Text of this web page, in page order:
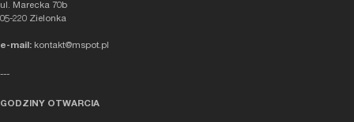
ul. Marecka 70b
05-220 Zielonka
e-mail: kontakt@mspot.pl
---
GODZINY OTWARCIA